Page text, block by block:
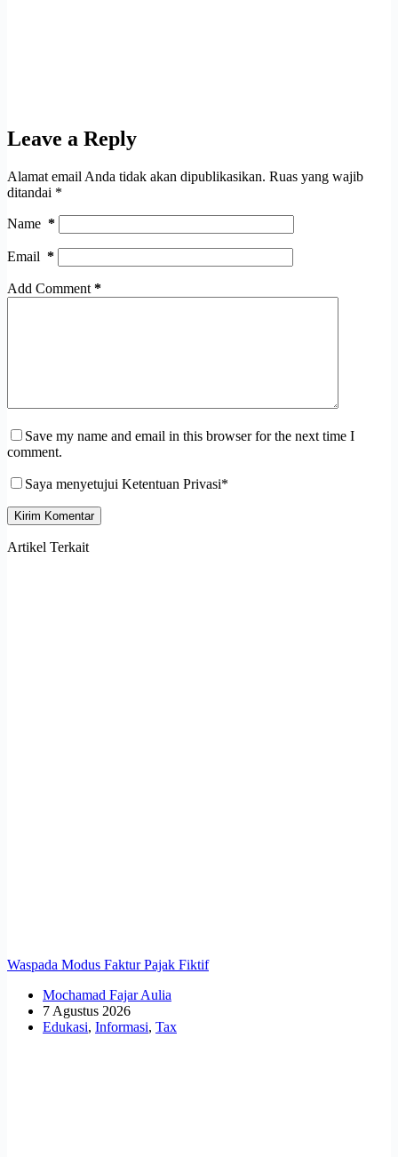
Leave a Reply
Alamat email Anda tidak akan dipublikasikan. Ruas yang wajib
ditandai *
Name *
Email *
Add Comment *
Save my name and email in this browser for the next time I
comment.
Saya menyetujui Ketentuan Privasi*
Kirim Komentar
Artikel Terkait
Waspada Modus Faktur Pajak Fiktif
Mochamad Fajar Aulia
7 Agustus 2026
Edukasi, Informasi, Tax